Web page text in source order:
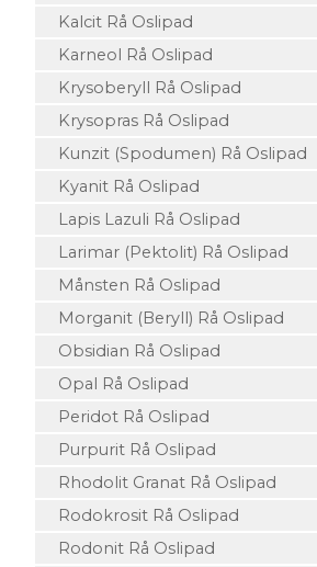
Kalcit Rå Oslipad
Karneol Rå Oslipad
Krysoberyll Rå Oslipad
Krysopras Rå Oslipad
Kunzit (Spodumen) Rå Oslipad
Kyanit Rå Oslipad
Lapis Lazuli Rå Oslipad
Larimar (Pektolit) Rå Oslipad
Månsten Rå Oslipad
Morganit (Beryll) Rå Oslipad
Obsidian Rå Oslipad
Opal Rå Oslipad
Peridot Rå Oslipad
Purpurit Rå Oslipad
Rhodolit Granat Rå Oslipad
Rodokrosit Rå Oslipad
Rodonit Rå Oslipad